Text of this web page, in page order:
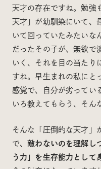
天才の存在ですね。勉強
天才」が幼馴染にいて、
いて回っていたみたいな
だったその子が、無欲で
いく、それを目の当たり
すね。早生まれの私にと
感覚で、自分が劣ってい
いろ教えてもらう、そん
そんな「圧倒的な天才」
で、敵わないのを理解し
う力」を生存能力として